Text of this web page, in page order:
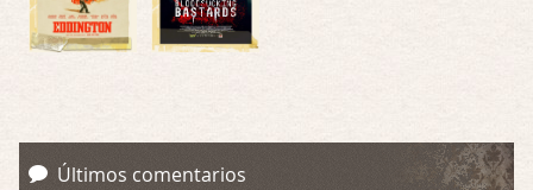
Últimos comentarios